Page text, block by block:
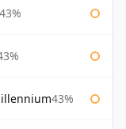
43%
43%